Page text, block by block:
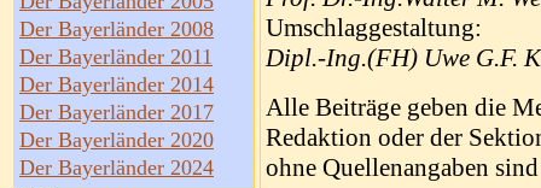
Der Bayerländer 2008
Der Bayerländer 2011
Der Bayerländer 2014
Der Bayerländer 2017
Der Bayerländer 2020
Der Bayerländer 2024
Umschlaggestaltung:
Dipl.-Ing.(FH) Uwe G.F.
Alle Beiträge geben die
Redaktion oder der
ohne Quellenangaben